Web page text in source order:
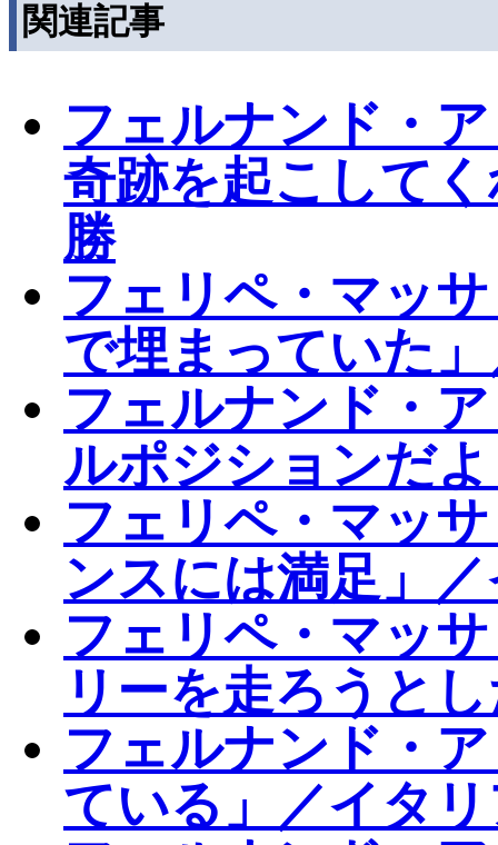
関連記事
フェルナンド・
奇跡を起こして
勝
フェリペ・マッ
で埋まっていた
フェルナンド・
ルポジションだ
フェリペ・マッ
ンスには満足」
フェリペ・マッ
リーを走ろうと
フェルナンド・
ている」／イタ